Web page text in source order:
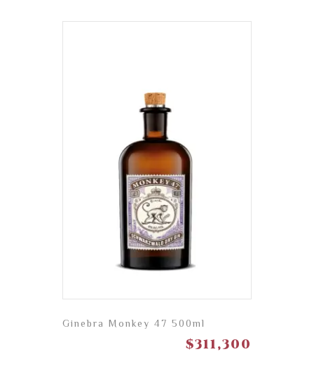
Ginebra Monkey 47 500ml
$311,300